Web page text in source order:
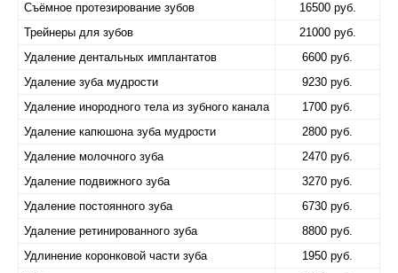
Съёмное протезирование зубов
16500 руб.
Трейнеры для зубов
21000 руб.
Удаление дентальных имплантатов
6600 руб.
Удаление зуба мудрости
9230 руб.
Удаление инородного тела из зубного канала
1700 руб.
Удаление капюшона зуба мудрости
2800 руб.
Удаление молочного зуба
2470 руб.
Удаление подвижного зуба
3270 руб.
Удаление постоянного зуба
6730 руб.
Удаление ретинированного зуба
8800 руб.
Удлинение коронковой части зуба
1950 руб.